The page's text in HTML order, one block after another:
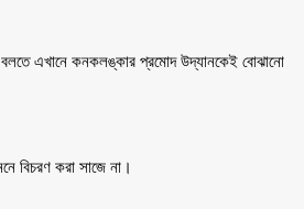
এখানে কনকলঙ্কার প্রমোদ উদ্যানকেই বোঝানো
বিচরণ করা সাজে না।